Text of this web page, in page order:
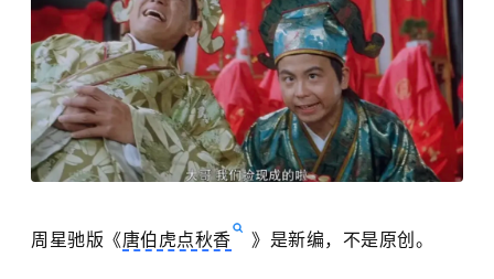
周星驰版《唐伯虎点秋香 》是新编，不是原创。